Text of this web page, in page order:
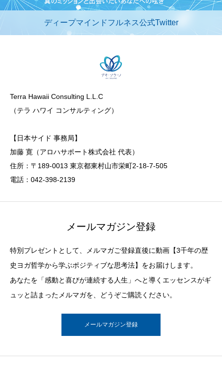
ディープマインドフルネス公式Twitter
Terra Hawaii Consulting L.L.C
（テラ ハワイ コンサルティング）
【日本サイド 事務局】
加藤 寛（アロハサポート株式会社 代表）
住所：〒189-0013 東京都東村山市栄町2-18-7-505
電話：042-398-2139
メールマガジン登録
特別プレゼントとして、メルマガご登録直後に動画【3千年の歴
史ヨガ哲学から学ぶポジティブな思考法】をお届けします。
あなたを「感動と喜びが連続する人生」へと導くエッセンスがギ
ュッと詰まったメルマガを、どうぞご購読ください。
メールマガジン登録